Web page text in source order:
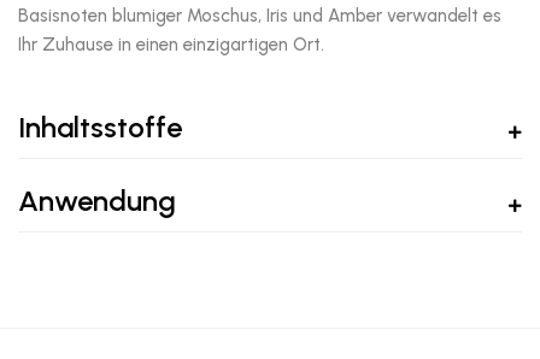
Basisnoten blumiger Moschus, Iris und Amber verwandelt es
Ihr Zuhause in einen einzigartigen Ort.
Inhaltsstoffe
Anwendung